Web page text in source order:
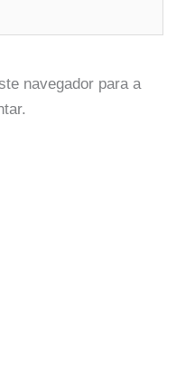
navegador para a